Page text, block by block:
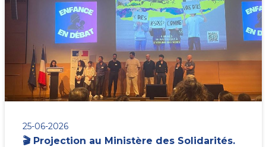
25-06-2026
🎬 Projection au Ministère des Solidarités.